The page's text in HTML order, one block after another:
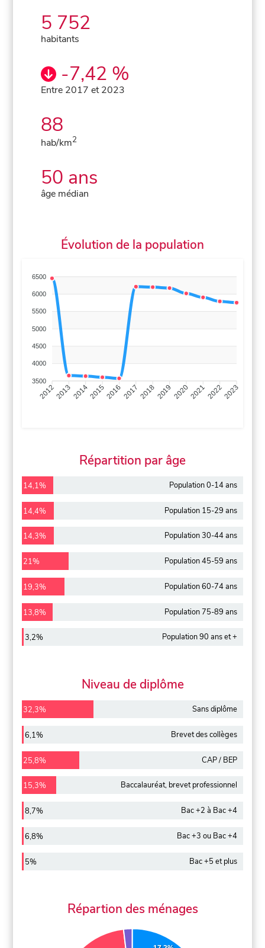
5 752
habitants
-7,42 %
Entre 2017 et 2023
88
hab/km2
50 ans
âge médian
Évolution de la population
6500
6000
5500
5000
4500
4000
3500
201220132014201520162017 20182019 2020202120222023
Répartition par âge
14,1% Population 0-14 ans
14,4% Population 15-29 ans
14,3% Population 30-44 ans
21% Population 45-59 ans
19,3% Population 60-74 ans
13,8% Population 75-89 ans
3,2% Population 90 ans et +
Niveau de diplôme
32,3% Sans diplôme
6,1% Brevet des collèges
25,8% CAP / BEP
15,3% Baccalauréat, brevet professionnel
8,7% Bac +2 à Bac +4
6,8% Bac +3 ou Bac +4
5% Bac +5 et plus
Répartion des ménages